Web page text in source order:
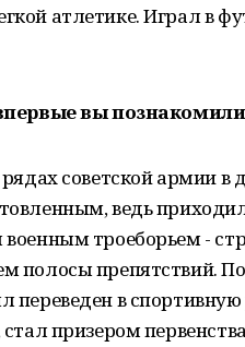
атлетике. Играл в
вы
советской армии
ведь
троеборьем -
полосы препятствий.
переведен в
призером